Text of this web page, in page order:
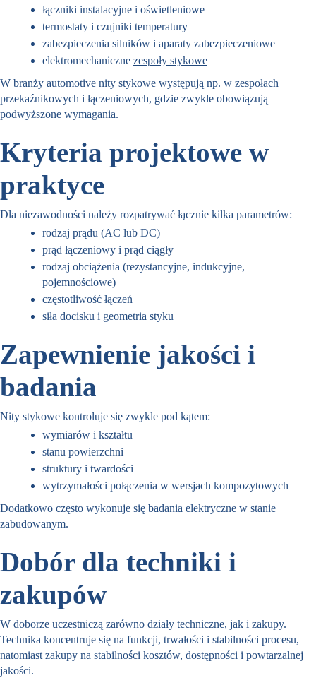
łączniki instalacyjne i oświetleniowe
termostaty i czujniki temperatury
zabezpieczenia silników i aparaty zabezpieczeniowe
elektromechaniczne zespoły stykowe
W branży automotive nity stykowe występują np. w zespołach
przekaźnikowych i łączeniowych, gdzie zwykle obowiązują
podwyższone wymagania.
Kryteria projektowe w
praktyce
Dla niezawodności należy rozpatrywać łącznie kilka parametrów:
rodzaj prądu (AC lub DC)
prąd łączeniowy i prąd ciągły
rodzaj obciążenia (rezystancyjne, indukcyjne,
pojemnościowe)
częstotliwość łączeń
siła docisku i geometria styku
Zapewnienie jakości i
badania
Nity stykowe kontroluje się zwykle pod kątem:
wymiarów i kształtu
stanu powierzchni
struktury i twardości
wytrzymałości połączenia w wersjach kompozytowych
Dodatkowo często wykonuje się badania elektryczne w stanie
zabudowanym.
Dobór dla techniki i
zakupów
W doborze uczestniczą zarówno działy techniczne, jak i zakupy.
Technika koncentruje się na funkcji, trwałości i stabilności procesu,
natomiast zakupy na stabilności kosztów, dostępności i powtarzalnej
jakości.